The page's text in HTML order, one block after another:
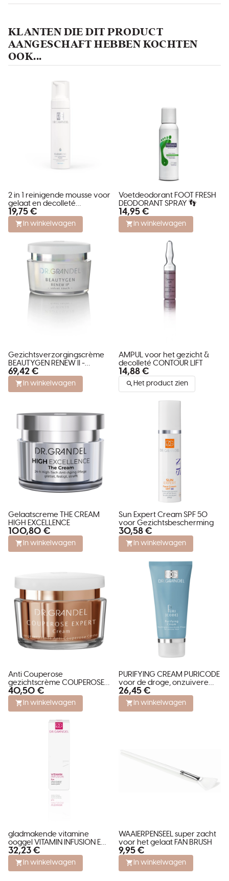
KLANTEN DIE DIT PRODUCT
AANGESCHAFT HEBBEN KOCHTEN
OOK...
2 in 1 reinigende mousse voor
gelaat en decolleté
CLEANSING FOAM
19,75 €
In winkelwagen
Voetdeodorant FOOT FRESH
DEODORANT SPRAY 👣
14,95 €
In winkelwagen
Gezichtsverzorgingscrème
BEAUTYGEN RENEW II -
VELVET TOUCH
69,42 €
In winkelwagen
AMPUL voor het gezicht &
decolleté CONTOUR LIFT
14,88 €
Het product zien
Gelaatscreme THE CREAM
HIGH EXCELLENCE
100,80 €
In winkelwagen
Sun Expert Cream SPF 50
voor Gezichtsbescherming
30,58 €
In winkelwagen
Anti Couperose
gezichtscrème COUPEROSE
EXPERT CREAM SPECIALS
40,50 €
In winkelwagen
PURIFYING CREAM PURICODE
voor de droge, onzuivere
huid met acne.
26,45 €
In winkelwagen
gladmakende vitamine
ooggel VITAMIN INFUSION EYE
voor alle huidtypes
32,23 €
In winkelwagen
WAAIERPENSEEL super zacht
voor het gelaat FAN BRUSH
9,95 €
In winkelwagen